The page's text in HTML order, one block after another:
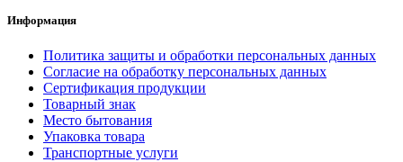
Информация
Политика защиты и обработки персональных данных
Согласие на обработку персональных данных
Сертификация продукции
Товарный знак
Место бытования
Упаковка товара
Транспортные услуги